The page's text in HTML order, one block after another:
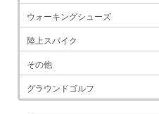
ウォーキングシューズ
陸上スパイク
その他
グラウンドゴルフ